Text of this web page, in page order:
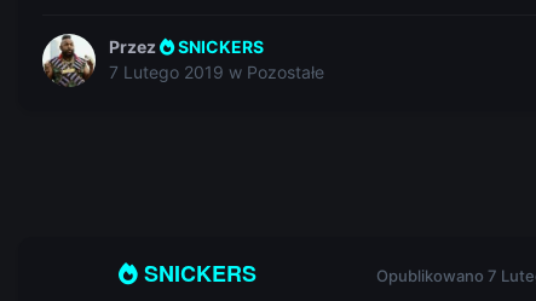
Przez
SNICKERS
7 Lutego 2019 w Pozostałe
SNICKERS Opublikowano 7